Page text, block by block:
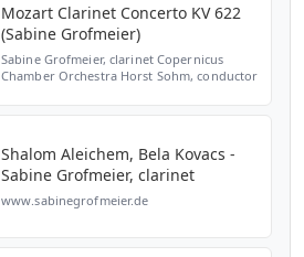
Mozart Clarinet Concerto KV 622
(Sabine Grofmeier)
Sabine Grofmeier, clarinet Copernicus
Chamber Orchestra Horst Sohm, conductor
Shalom Aleichem, Bela Kovacs -
Sabine Grofmeier, clarinet
www.sabinegrofmeier.de